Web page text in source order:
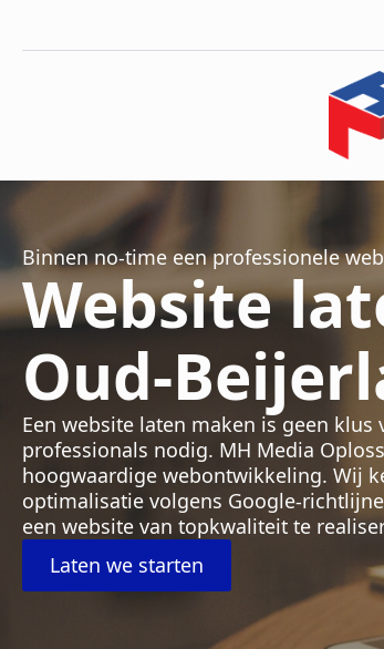
Binnen no-time een professionele
Website
Oud-
Een website laten maken is geen
professionals nodig. MH Media
hoogwaardige webontwikkeling. Wij
optimalisatie volgens Google-
een website van topkwaliteit te
Laten we starten